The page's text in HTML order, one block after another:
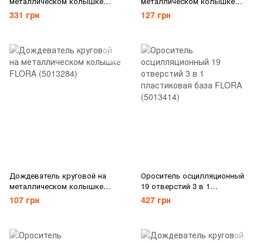
(металл) FLORA (5013224)
331 грн
(пластик) FLORA (5013234)
127 грн
Дождеватель круговой на
металлическом колышке
FLORA (5013284)
107 грн
Ороситель осцилляционный
19 отверстий 3 в 1
пластиковая база FLORA
(5013414)
427 грн